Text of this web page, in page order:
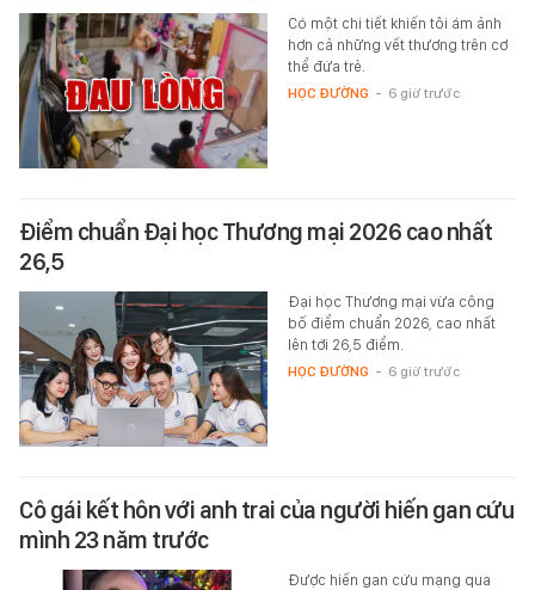
Có một chi tiết khiến tôi ám ảnh
hơn cả những vết thương trên cơ
thể đứa trẻ.
HỌC ĐƯỜNG - 6 giờ trước
Điểm chuẩn Đại học Thương mại 2026 cao nhất
26,5
Đại học Thương mại vừa công
bố điểm chuẩn 2026, cao nhất
lên tới 26,5 điểm.
HỌC ĐƯỜNG - 6 giờ trước
Cô gái kết hôn với anh trai của người hiến gan cứu
mình 23 năm trước
Được hiến gan cứu mạng qua